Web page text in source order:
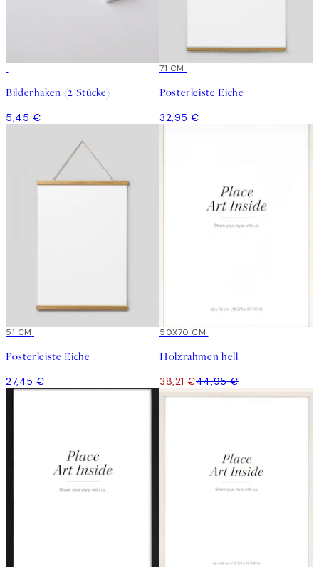
Bilderhaken (2 Stücke)
5,45 €
71 CM
Posterleiste Eiche
32,95 €
51 CM
Posterleiste Eiche
27,45 €
15%*
50X70 CM
Holzrahmen hell
38,21 €44,95 €